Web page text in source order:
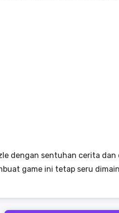
dengan sentuhan cerita
game ini tetap seru